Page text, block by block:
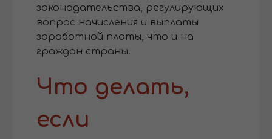
законодательства, регулирующих
вопрос начисления и выплаты
заработной платы, что и на
граждан страны.
Что делать,
если